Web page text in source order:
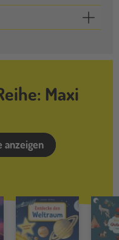
Maxi
anzeigen